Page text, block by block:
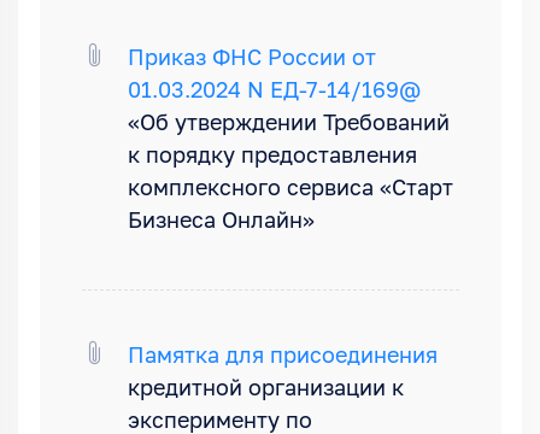
Приказ ФНС России от
01.03.2024 N ЕД-7-14/169@
«Об утверждении Требований
к порядку предоставления
комплексного сервиса «Старт
Бизнеса Онлайн»
Памятка для присоединения
кредитной организации к
эксперименту по